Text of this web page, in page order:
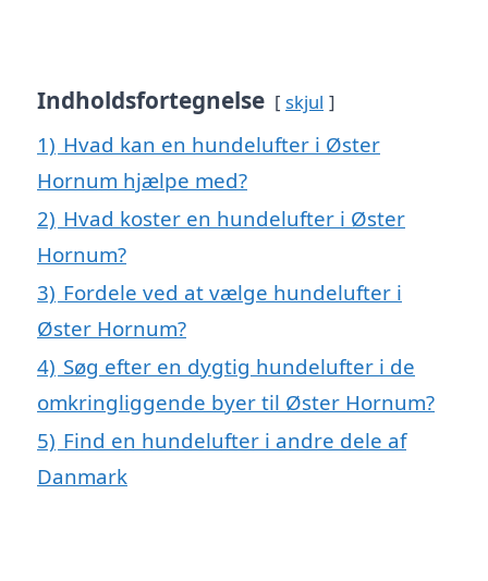
Indholdsfortegnelse skjul
1) Hvad kan en hundelufter i Øster
Hornum hjælpe med?
2) Hvad koster en hundelufter i Øster
Hornum?
3) Fordele ved at vælge hundelufter i
Øster Hornum?
4) Søg efter en dygtig hundelufter i de
omkringliggende byer til Øster Hornum?
5) Find en hundelufter i andre dele af
Danmark